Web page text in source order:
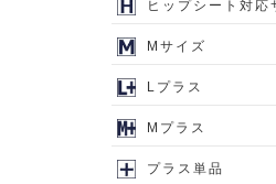
ヒップシート対応
Mサイズ
Lプラス
Mプラス
プラス単品